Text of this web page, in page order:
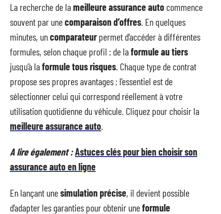
La recherche de lameilleure assurance auto commence
souvent par unecomparaison d’offres . En quelques
minutes, uncomparateurpermet d’accéder à différentes
formules, selon chaque profil : de laformule au tiers
jusqu’à laformule tous risques . Chaque type de contrat
propose ses propres avantages ; l’essentiel est de
sélectionner celui qui correspond réellement à votre
utilisation quotidienne du véhicule. Cliquez pour choisir la
meilleure assurance auto
A lire également :Astuces clés pour bien choisir son
assurance auto en ligne
En lançant unesimulation précise, il devient possible
d’adapter les garanties pour obtenir uneformule